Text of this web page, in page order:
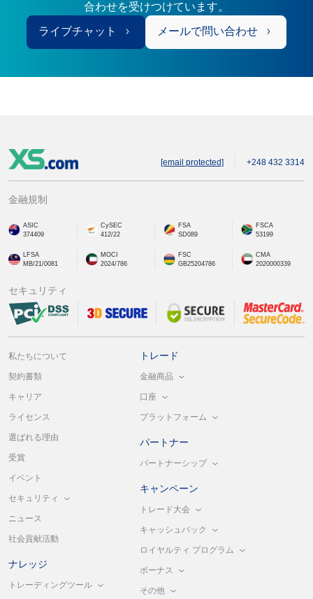
合わせを受けつけています。
ライブチャット メールで問い合わせ
[email protected] +248 432 3314
金融規制
ASIC
374409
CySEC
412/22
FSA
SD089
FSCA
53199
LFSA
MB/21/0081
MOCI
2024/786
FSC
GB25204786
CMA
2020000339
セキュリティ
私たちについて
契約書類
キャリア
ライセンス
選ばれる理由
受賞
イベント
セキュリティ
ニュース
社会貢献活動
ナレッジ
トレーディングツール
トレード
金融商品
口座
プラットフォーム
パートナー
パートナーシップ
キャンペーン
トレード大会
キャッシュバック
ロイヤルティ プログラム
ボーナス
その他